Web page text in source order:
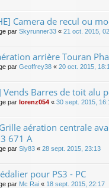
Camera de recul ou
par Skyrunner33 « 21 oct. 2015,
arrière Touran
par Geoffrey38 « 20 oct. 2015,
Vends Barres de toit alu
par lorenz054 « 30 sept. 2015,
aération centrale
671 A
par Sly83 « 28 sept. 2015, 23:13
pour PS3 - PC
par Mc Rai « 18 sept. 2015, 22:17